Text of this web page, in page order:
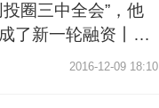
圈三中全会”，他
了新一轮融资丨本
2016-12-09 18:10